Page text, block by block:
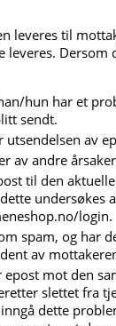
leveres til
hun har et
sendt.
av
av andre
til den
undersøkes
login.
spam, og har
av
mot den
slettet fra
dette